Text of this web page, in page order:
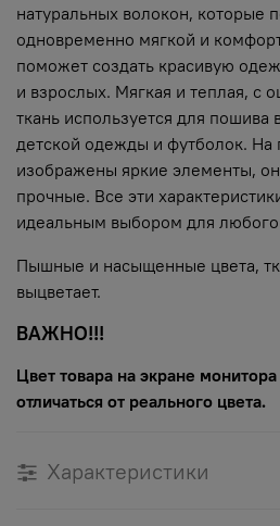
натуральных волокон, которые
одновременно мягкой и
поможет создать красивую
и взрослых. Мягкая и теплая, с
ткань используется для пошива
детской одежды и футболок. На
изображены яркие элементы,
прочные. Все эти
идеальным выбором для
Пышные и насыщенные цвета,
выцветает.
ВАЖНО!!!
Цвет товара на экране
отличаться от реального цвета.
Характеристики